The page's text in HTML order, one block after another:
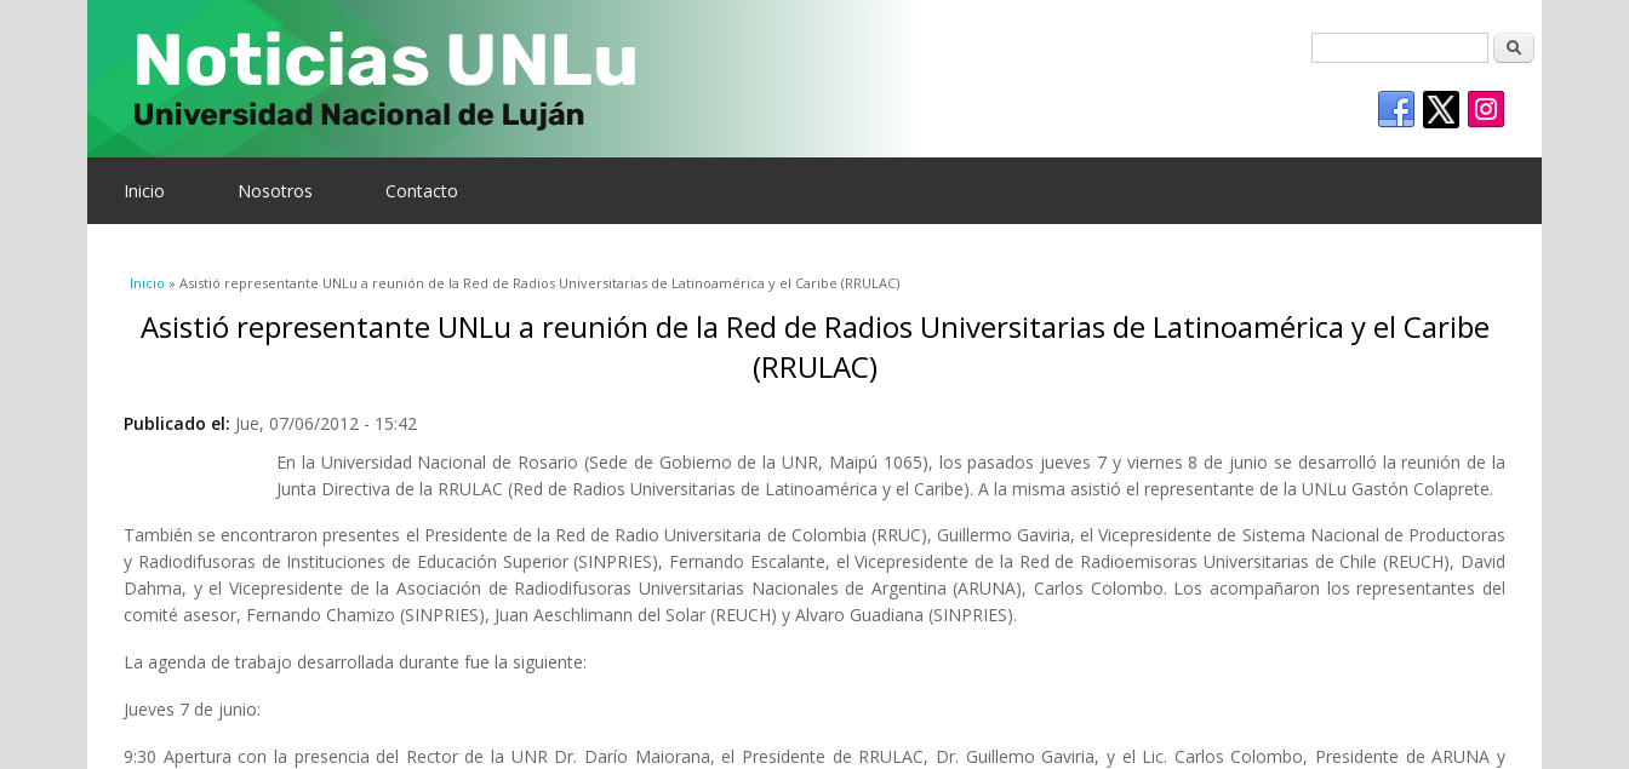
Inicio Nosotros Contacto
Se encuentra usted aquí
Inicio » Asistió representante UNLu a reunión de la Red de Radios Universitarias de Latinoamérica y el Caribe (RRULAC)
Asistió representante UNLu a reunión de la Red de Radios Universitarias de Latinoamérica y el Caribe
(RRULAC)
Publicado el: Jue, 07/06/2012 - 15:42
En la Universidad Nacional de Rosario (Sede de Gobierno de la UNR, Maipú 1065), los pasados jueves 7 y viernes 8 de junio se desarrolló la reunión de la
Junta Directiva de la RRULAC (Red de Radios Universitarias de Latinoamérica y el Caribe). A la misma asistió el representante de la UNLu Gastón Colaprete.
También se encontraron presentes el Presidente de la Red de Radio Universitaria de Colombia (RRUC), Guillermo Gaviria, el Vicepresidente de Sistema Nacional de Productoras
y Radiodifusoras de Instituciones de Educación Superior (SINPRIES), Fernando Escalante, el Vicepresidente de la Red de Radioemisoras Universitarias de Chile (REUCH), David
Dahma, y el Vicepresidente de la Asociación de Radiodifusoras Universitarias Nacionales de Argentina (ARUNA), Carlos Colombo. Los acompañaron los representantes del
comité asesor, Fernando Chamizo (SINPRIES), Juan Aeschlimann del Solar (REUCH) y Alvaro Guadiana (SINPRIES).
La agenda de trabajo desarrollada durante fue la siguiente:
Jueves 7 de junio:
9:30 Apertura con la presencia del Rector de la UNR Dr. Darío Maiorana, el Presidente de RRULAC, Dr. Guillemo Gaviria, y el Lic. Carlos Colombo, Presidente de ARUNA y